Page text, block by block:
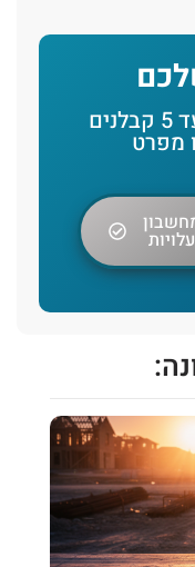
השוו הצעות מחיר מ-3 עד 5 קבלנים
מפרט
עלויות